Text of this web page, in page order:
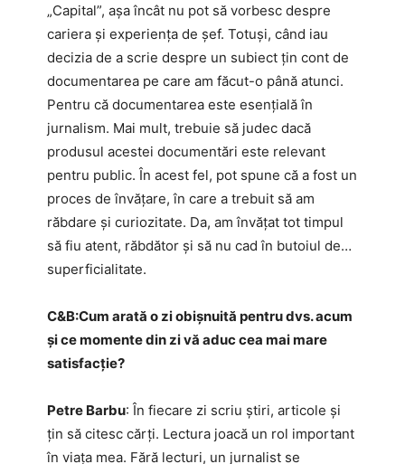
„Capital”, așa încât nu pot să vorbesc despre
cariera și experiența de șef. Totuși, când iau
decizia de a scrie despre un subiect țin cont de
documentarea pe care am făcut-o până atunci.
Pentru că documentarea este esențială în
jurnalism. Mai mult, trebuie să judec dacă
produsul acestei documentări este relevant
pentru public. În acest fel, pot spune că a fost un
proces de învățare, în care a trebuit să am
răbdare și curiozitate. Da, am învățat tot timpul
să fiu atent, răbdător și să nu cad în butoiul de…
superficialitate.
C&B:​Cum arată o zi obișnuită pentru dvs. acum
și ce momente din zi vă aduc cea mai mare
satisfacție?
Petre Barbu: În fiecare zi scriu știri, articole și
țin să citesc cărți. Lectura joacă un rol important
în viața mea. Fără lecturi, un jurnalist se